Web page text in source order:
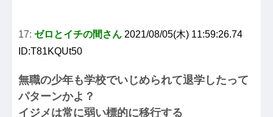
17: ゼロとイチの間さん 2021/08/05(木) 11:59:26.74
ID:T81KQUt50
無職の少年も学校でいじめられて退学したって
パターンかよ？
イジメは常に弱い標的に移行する